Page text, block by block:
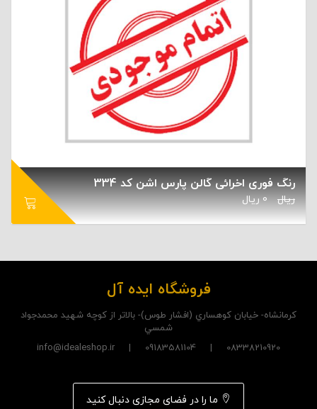
رنگ فوری اخرائی گالن پارس اشن کد 334
ریال 0 ریال
فروشگاه ایده آل
کرمانشاه- خيابان کوهساري (افشار طوس)- بالاتر از کوچه شهيد محمدجواد
شمسي
08338210920 | 09183581104 | info@idealeshop.ir
ما را در فضای مجازی دنبال کنید